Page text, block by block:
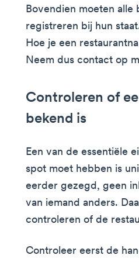
Bovendien moeten alle
registreren bij hun
Hoe je een
Neem dus contact op
Controleren of
bekend is
Een van de essentiële
spot moet hebben is
eerder gezegd, geen
van iemand anders.
controleren of de
Controleer eerst de